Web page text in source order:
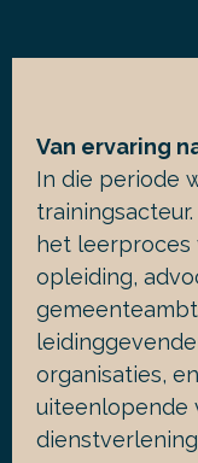
Van ervaring
In die periode
het leerproces
opleiding,
organisaties,
uiteenlopende